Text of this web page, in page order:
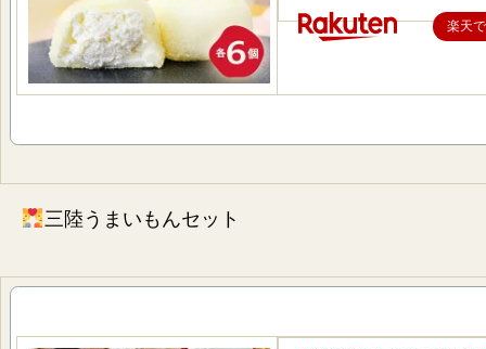
楽天
三陸うまいもんセット